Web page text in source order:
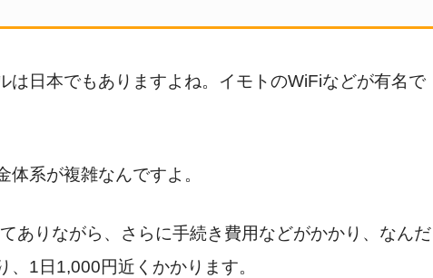
は日本でもありますよね。イモトのWiFiなどが有名で
体系が複雑なんですよ。
ありながら、さらに手続き費用などがかかり、なんだ
、1日1,000円近くかかります。